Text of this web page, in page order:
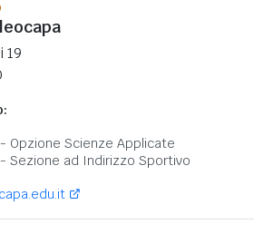
19
Opzione Scienze Applicate
Sezione ad Indirizzo Sportivo